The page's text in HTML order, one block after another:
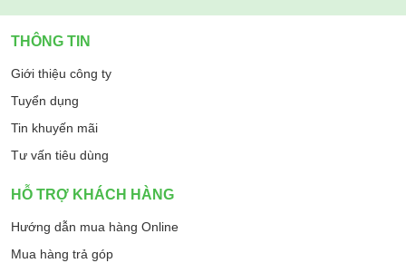
THÔNG TIN
Giới thiệu công ty
Tuyển dụng
Tin khuyến mãi
Tư vấn tiêu dùng
HỖ TRỢ KHÁCH HÀNG
Hướng dẫn mua hàng Online
Mua hàng trả góp